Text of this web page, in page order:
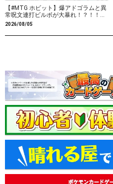
【#MTG ホビット】爆アドゴラムと異
常呪文連打ビルボが大暴れ！？！！
オルゾフゴラムvsビルボ＆ガンダルフ
【#MTGxTheHobbit】
2026/08/05